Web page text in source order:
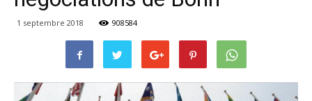
1 septembre 2018 908584